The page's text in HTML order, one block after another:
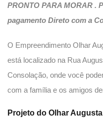
PRONTO PARA MORAR .
pagamento Direto com a
O Empreendimento Olhar
está localizado na Rua
Consolação, onde você
com a família e os amigos
Projeto do Olhar